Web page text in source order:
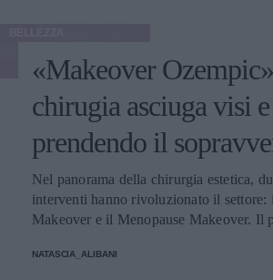
«Makeover
chirugia asciuga visi
prendendo il
Nel panorama della chirurgia estetica,
interventi hanno rivoluzionato il
Makeover e il Menopause Makeover. Il
donne a recuperare la forma fisica e
NATASCIA_ALIBANI